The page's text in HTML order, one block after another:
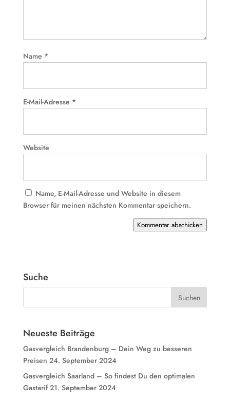
Name *
E-Mail-Adresse *
Website
Name, E-Mail-Adresse und Website in diesem
Browser für meinen nächsten Kommentar speichern.
Kommentar abschicken
Suche
Neueste Beiträge
Gasvergleich Brandenburg – Dein Weg zu besseren
Preisen 24. September 2024
Gasvergleich Saarland – So findest Du den optimalen
Gastarif 21. September 2024